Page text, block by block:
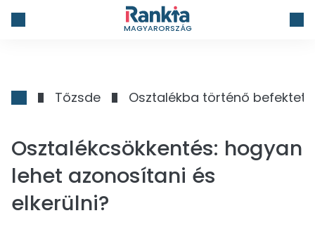
MAGYARORSZÁG
Tőzsde Osztalékba történő
Osztalékcsökkentés: hogyan
lehet azonosítani és
elkerülni?